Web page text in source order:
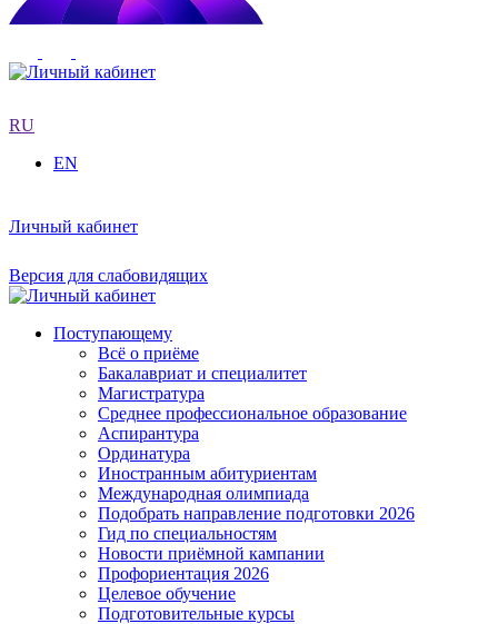
RU
EN
Личный кабинет
Версия для слабовидящих
Поступающему
Всё о приёме
Бакалавриат и специалитет
Магистратура
Среднее профессиональное образование
Аспирантура
Ординатура
Иностранным абитуриентам
Международная олимпиада
Подобрать направление подготовки 2026
Гид по специальностям
Новости приёмной кампании
Профориентация 2026
Целевое обучение
Подготовительные курсы